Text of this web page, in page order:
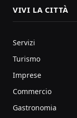
VIVI LA CITTÀ
Servizi
Turismo
Imprese
Commercio
Gastronomia